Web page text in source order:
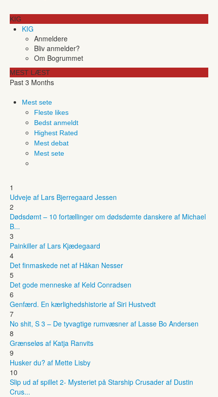
KIG
KIG
Anmeldere
Bliv anmelder?
Om Bogrummet
MEST LÆST
Past 3 Months
Mest sete
Fleste likes
Bedst anmeldt
Highest Rated
Mest debat
Mest sete
1
Udveje af Lars Bjerregaard Jessen
2
Dødsdømt – 10 fortællinger om dødsdømte danskere af Michael
B...
3
Painkiller af Lars Kjædegaard
4
Det finmaskede net af Håkan Nesser
5
Det gode menneske af Keld Conradsen
6
Genfærd. En kærlighedshistorie af Siri Hustvedt
7
No shit, S 3 – De tyvagtige rumvæsner af Lasse Bo Andersen
8
Grænseløs af Katja Ranvits
9
Husker du? af Mette Lisby
10
Slip ud af spillet 2- Mysteriet på Starship Crusader af Dustin
Crus...